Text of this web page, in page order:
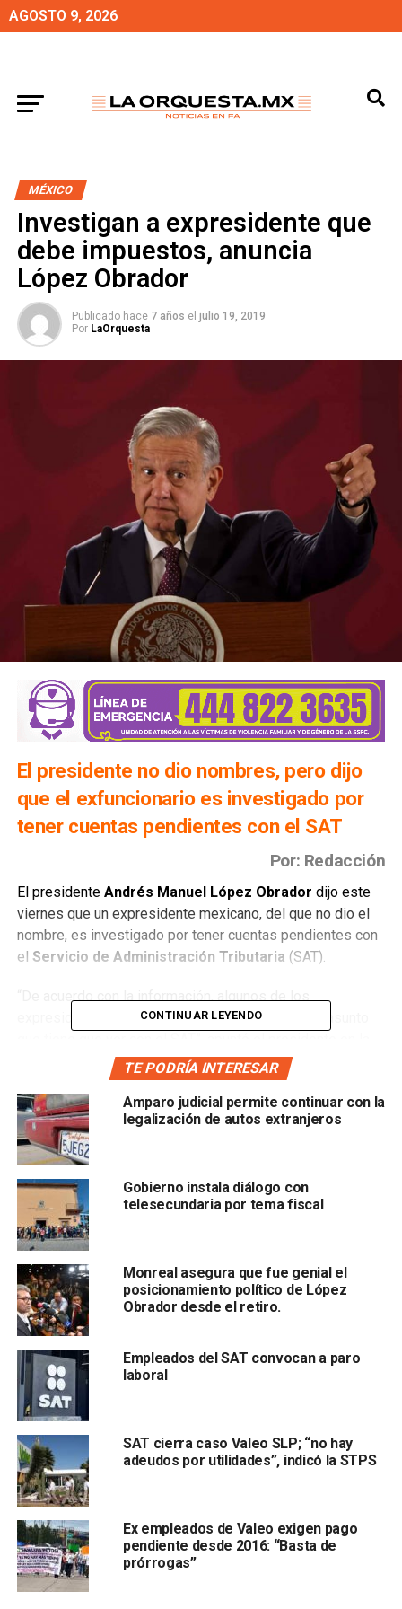
AGOSTO 9, 2026
MÉXICO
Investigan a expresidente que
debe impuestos, anuncia
López Obrador
Publicado hace 7 años el julio 19, 2019
Por LaOrquesta
El presidente no dio nombres, pero dijo
que el exfuncionario es investigado por
tener cuentas pendientes con el SAT
Por: Redacción
El presidente Andrés Manuel López Obrador dijo este
viernes que un expresidente mexicano, del que no dio el
nombre, es investigado por tener cuentas pendientes con
el Servicio de Administración Tributaria (SAT).
expresidentes deben impuestos, pero eso es un asunto
conferencia matutina de hoy.
Según una columna de opinión publicada en un diario de
circulación nacional, el exmandatario investigado podría
serVicente Fox
presidente tras descubrir que hay poca información de
condonaciones fiscales durante su sexenio.
Desde que tomó el poder el pasado 1 de diciembre de
2018, López Obrador ha insistido en que
perseguirá a funcionarios de gobiernos anteriores
Sin embargo, el mandatario afirmó que para los
funcionarios de su Administración que incurran en
corrupción no habrá ningún tipo de contemplación a la hora
de castigar.
Con información de:Excélsior
CONTINUAR LEYENDO
TE PODRÍA INTERESAR
Amparo judicial permite continuar con la
legalización de autos extranjeros
Gobierno instala diálogo con
telesecundaria por tema fiscal
​Monreal asegura que fue genial el
posicionamiento político de López
Obrador desde el retiro.
Empleados del SAT convocan a paro
laboral
SAT cierra caso Valeo SLP; “no hay
adeudos por utilidades”, indicó la STPS
Ex empleados de Valeo exigen pago
pendiente desde 2016: “Basta de
prórrogas”